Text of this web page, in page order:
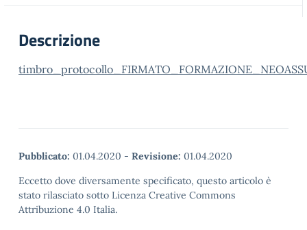
Descrizione
Pubblicato: 01.04.2020 - Revisione: 01.04.2020
Eccetto dove diversamente specificato, questo articolo è
stato rilasciato sotto Licenza Creative Commons
Attribuzione 4.0 Italia.